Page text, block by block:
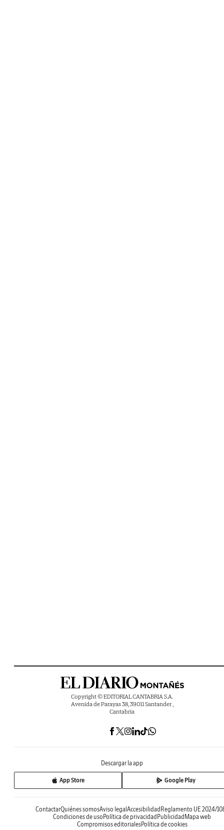
Copyright © EDITORIAL CANTABRIA S.A.
Avenida de Parayas 38, 39011 Santander ,
Cantabria
Descargar la app
App Store Google Play
ContactarQuiénes somosAviso legalAccesibilidadReglamento UE 2024/
Condiciones de usoPolítica de privacidadPublicidadMapa web
Compromisos editorialesPolítica de cookies